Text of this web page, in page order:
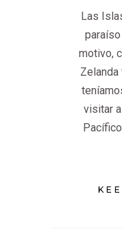
Las
motivo,
visitar